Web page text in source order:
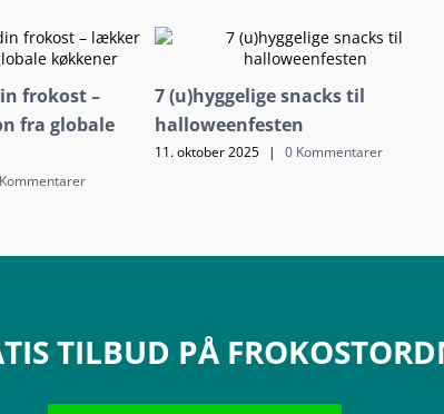
frokost –
fra globale
7 (u)hyggelige snacks til
halloweenfesten
11. oktober 2025 | 0 Kommentarer
TILBUD PÅ